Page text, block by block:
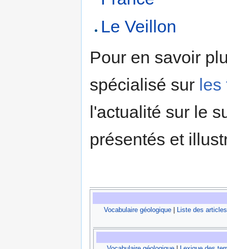
Le Veillon
Pour en savoir
spécialisé sur les
l'actualité sur le
présentés et
Vocabulaire géologique| Liste des